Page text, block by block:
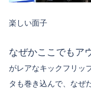
楽しい面子
なぜかここでもア
がレアなキックフリッ
タも巻き込んで、なぜ